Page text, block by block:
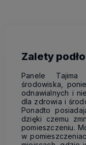
Zalety
Panele
środowiska,
odnawialnych i
dla zdrowia i
Ponadto
dzięki czemu
pomieszczeniu.
w